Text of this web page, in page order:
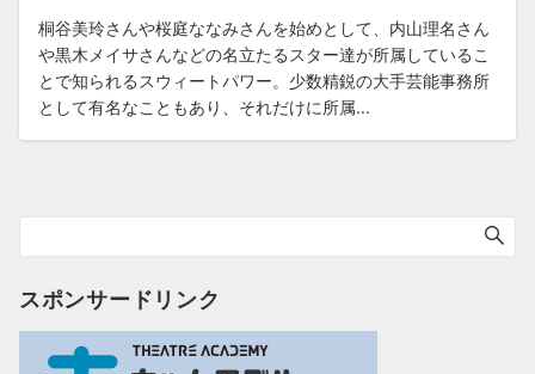
桐谷美玲さんや桜庭ななみさんを始めとして、内山理名さん
や黒木メイサさんなどの名立たるスター達が所属しているこ
とで知られるスウィートパワー。少数精鋭の大手芸能事務所
として有名なこともあり、それだけに所属...
スポンサードリンク